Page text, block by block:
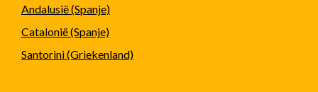
Andalusië (Spanje)
Catalonië (Spanje)
Santorini (Griekenland)